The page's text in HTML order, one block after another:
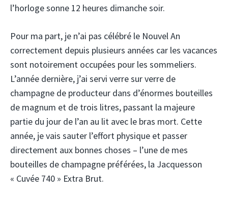
l’horloge sonne 12 heures dimanche soir.
Pour ma part, je n’ai pas célébré le Nouvel An
correctement depuis plusieurs années car les vacances
sont notoirement occupées pour les sommeliers.
L’année dernière, j’ai servi verre sur verre de
champagne de producteur dans d’énormes bouteilles
de magnum et de trois litres, passant la majeure
partie du jour de l’an au lit avec le bras mort. Cette
année, je vais sauter l’effort physique et passer
directement aux bonnes choses – l’une de mes
bouteilles de champagne préférées, la Jacquesson
« Cuvée 740 » Extra Brut.